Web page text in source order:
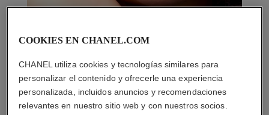
COOKIES EN CHANEL.COM
CHANEL utiliza cookies y tecnologías similares para
personalizar el contenido y ofrecerle una experiencia
personalizada, incluidos anuncios y recomendaciones
relevantes en nuestro sitio web y con nuestros socios.